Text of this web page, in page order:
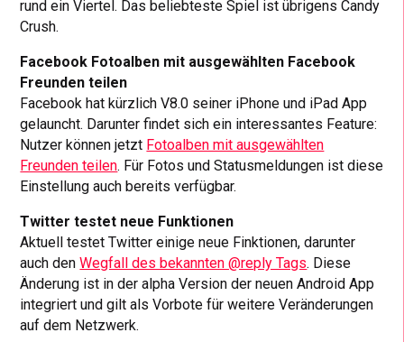
rund ein Viertel. Das beliebteste Spiel ist übrigens Candy
Crush.
Facebook Fotoalben mit ausgewählten Facebook
Freunden teilen
Facebook hat kürzlich V8.0 seiner iPhone und iPad App
gelauncht. Darunter findet sich ein interessantes Feature:
Nutzer können jetzt Fotoalben mit ausgewählten
Freunden teilen. Für Fotos und Statusmeldungen ist diese
Einstellung auch bereits verfügbar.
Twitter testet neue Funktionen
Aktuell testet Twitter einige neue Finktionen, darunter
auch denWegfall des bekannten @reply Tags. Diese
Änderung ist in der alpha Version der neuen Android App
integriert und gilt als Vorbote für weitere Veränderungen
auf dem Netzwerk.